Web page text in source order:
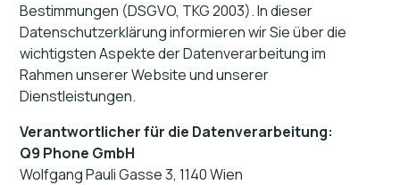
Bestimmungen (DSGVO, TKG 2003). In dieser
Datenschutzerklärung informieren wir Sie über die
wichtigsten Aspekte der Datenverarbeitung im
Rahmen unserer Website und unserer
Dienstleistungen.
Verantwortlicher für die Datenverarbeitung:
Q9 Phone GmbH
Wolfgang Pauli Gasse 3, 1140 Wien